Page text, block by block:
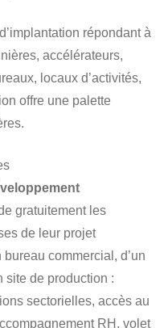
répondant à
accélérateurs,
locaux d’activités,
offre une palette
gratuitement les
de leur projet
bureau commercial, d’un
site de production :
sectorielles, accès au
RH, volet